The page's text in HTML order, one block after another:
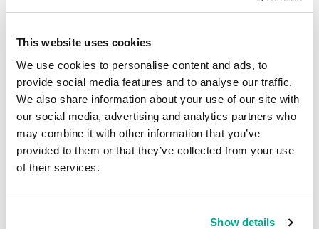
This website uses cookies
We use cookies to personalise content and ads, to
provide social media features and to analyse our traffic.
We also share information about your use of our site with
our social media, advertising and analytics partners who
may combine it with other information that you’ve
provided to them or that they’ve collected from your use
of their services.
Show details
LEIA COMENTÁRIOS